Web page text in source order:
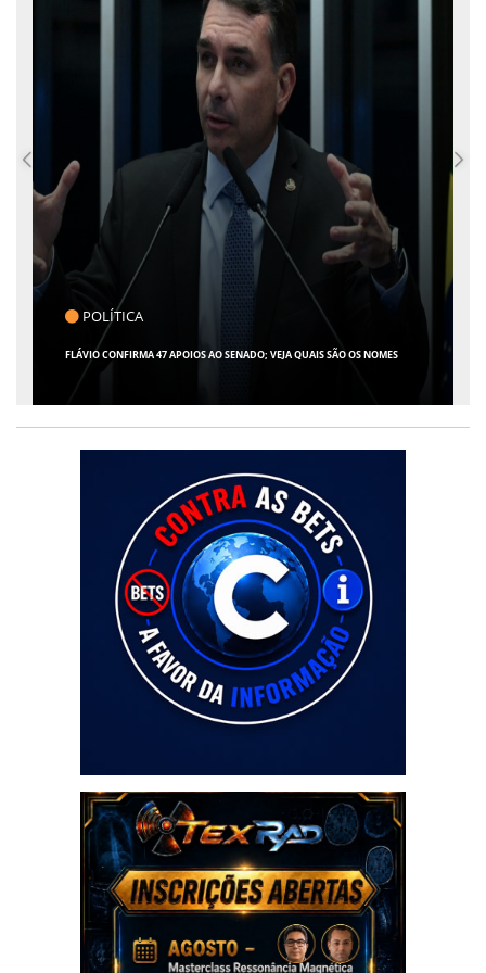
POLÍTICA
FLÁVIO CONFIRMA 47 APOIOS AO SENADO; VEJA QUAIS SÃO OS NOMES